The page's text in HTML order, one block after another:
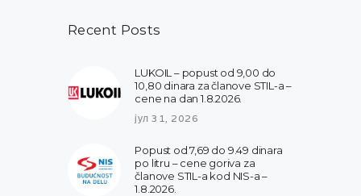
Recent Posts
LUKOIL – popust od 9,00 do
10,80 dinara za članove STIL-a –
cene na dan 1.8.2026.
јул 31, 2026
Popust od 7,69 do 9.49 dinara
po litru – cene goriva za
članove STIL-a kod NIS-a –
1.8.2026.